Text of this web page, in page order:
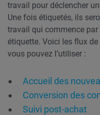
travail pour déclencher
Une fois étiquetés, ils
travail qui commence
étiquette. Voici les flux
vous pouvez l’utiliser :
Accueil des
Conversion des
Suivi post-achat